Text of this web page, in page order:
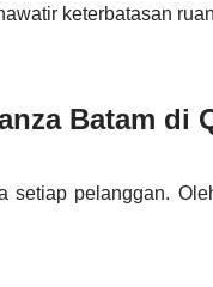
keterbatasan
Batam di
setiap pelanggan.